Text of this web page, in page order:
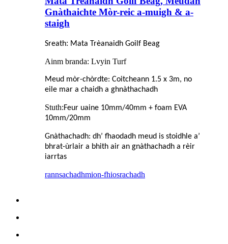
Gnàthaichte Mòr-reic a-muigh & a-
staigh
Sreath: Mata Trèanaidh Goilf Beag
Ainm branda: Lvyin Turf
Meud mòr-chòrdte: Coitcheann 1.5 x 3m, no
eile mar a chaidh a ghnàthachadh
Stuth:Feur uaine 10mm/40mm + foam EVA
10mm/20mm
Gnàthachadh: dh’ fhaodadh meud is stoidhle a’
bhrat-ùrlair a bhith air an gnàthachadh a rèir
iarrtas
rannsachadhmion-fhiosrachadh